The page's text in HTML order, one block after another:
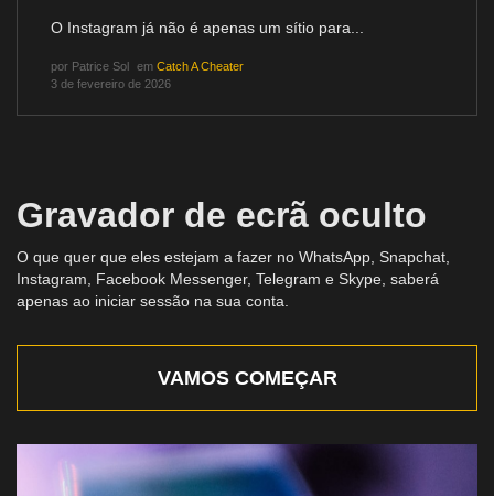
O Instagram já não é apenas um sítio para...
por Patrice Sol em Catch A Cheater
3 de fevereiro de 2026
Gravador de ecrã oculto
O que quer que eles estejam a fazer no WhatsApp, Snapchat,
Instagram, Facebook Messenger, Telegram e Skype, saberá
apenas ao iniciar sessão na sua conta.
VAMOS COMEÇAR